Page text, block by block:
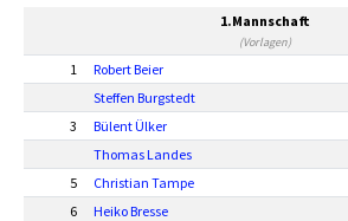
1.Mannschaft
(Vorlagen)
1 Robert Beier
Steffen Burgstedt
3
Bülent Ülker
Thomas Landes
5
Christian Tampe
6
Heiko Bresse